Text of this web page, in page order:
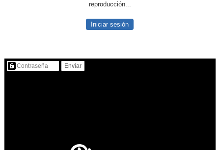
reproducción...
Iniciar sesión
Contenido protegido…